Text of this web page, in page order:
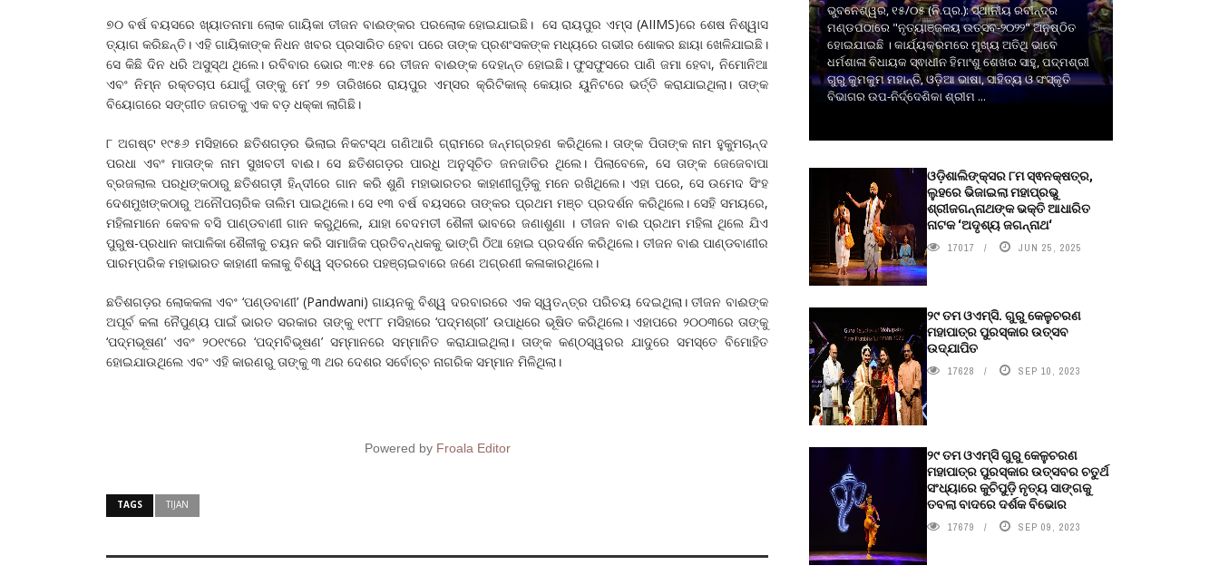
୭୦ ବର୍ଷ ବୟସରେ ଖ୍ୟାତନାମା ଲୋକ ଗାୟିକା ତୀଜନ ବାଈଙ୍କର ପରଲୋକ ହୋଇଯାଇଛି। ସେ ରାୟପୁର ଏମ୍ସ (AIIMS)ରେ ଶେଷ ନିଶ୍ୱାସ
ତ୍ୟାଗ କରିଛନ୍ତି। ଏହି ଗାୟିକାଙ୍କ ନିଧନ ଖବର ପ୍ରସାରିତ ହେବା ପରେ ତାଙ୍କ ପ୍ରଶଂସକଙ୍କ ମଧ୍ୟରେ ଗଭୀର ଶୋକର ଛାୟା ଖେଳିଯାଇଛି।
ସେ କିଛି ଦିନ ଧରି ଅସୁସ୍ଥ ଥିଲେ। ରବିବାର ଭୋର ୩:୧୫ ରେ ତୀଜନ ବାଈଙ୍କ ଦେହାନ୍ତ ହୋଇଛି। ଫୁସଫୁସରେ ପାଣି ଜମା ହେବା, ନିମୋନିଆ
ଏବଂ ନିମ୍ନ ରକ୍ତଚାପ ଯୋଗୁଁ ତାଙ୍କୁ ମେ’ ୨୭ ତାରିଖରେ ରାୟପୁର ଏମ୍ସର କ୍ରିଟିକାଲ୍ କେୟାର ୟୁନିଟରେ ଭର୍ତ୍ତି କରାଯାଇଥିଲା। ତାଙ୍କ
ବିୟୋଗରେ ସଙ୍ଗୀତ ଜଗତକୁ ଏକ ବଡ଼ ଧକ୍କା ଲାଗିଛି।
୮ ଅଗଷ୍ଟ ୧୯୫୬ ମସିହାରେ ଛତିଶଗଡ଼ର ଭିଲାଇ ନିକଟସ୍ଥ ଗଣିଆରି ଗ୍ରାମରେ ଜନ୍ମଗ୍ରହଣ କରିଥିଲେ। ତାଙ୍କ ପିତାଙ୍କ ନାମ ହୁକୁମଚାନ୍ଦ
ପରଧା ଏବଂ ମାତାଙ୍କ ନାମ ସୁଖବତୀ ବାଈ। ସେ ଛତିଶଗଡ଼ର ପାରଧି ଅନୁସୂଚିତ ଜନଜାତିର ଥିଲେ। ପିଲାବେଳେ, ସେ ତାଙ୍କ ଜେଜେବାପା
ବ୍ରଜଲାଲ ପରଧିଙ୍କଠାରୁ ଛତିଶଗଡ଼ୀ ହିନ୍ଦୀରେ ଗାନ କରି ଶୁଣି ମହାଭାରତର କାହାଣୀଗୁଡ଼ିକୁ ମନେ ରଖିଥିଲେ। ଏହା ପରେ, ସେ ଉମେଦ ସିଂହ
ଦେଶମୁଖଙ୍କଠାରୁ ଅନୌପଚାରିକ ତାଲିମ ପାଇଥିଲେ। ସେ ୧୩ ବର୍ଷ ବୟସରେ ତାଙ୍କର ପ୍ରଥମ ମଞ୍ଚ ପ୍ରଦର୍ଶନ କରିଥିଲେ। ସେହି ସମୟରେ,
ମହିଳାମାନେ କେବଳ ବସି ପାଣ୍ଡବାଣୀ ଗାନ କରୁଥିଲେ, ଯାହା ବେଦମତୀ ଶୈଳୀ ଭାବରେ ଜଣାଶୁଣା । ତୀଜନ ବାଈ ପ୍ରଥମ ମହିଳା ଥିଲେ ଯିଏ
ପୁରୁଷ-ପ୍ରଧାନ କାପାଳିକା ଶୈଳୀକୁ ଚୟନ କରି ସାମାଜିକ ପ୍ରତିବନ୍ଧକକୁ ଭାଙ୍ଗି ଠିଆ ହୋଇ ପ୍ରଦର୍ଶନ କରିଥିଲେ। ତୀଜନ ବାଈ ପାଣ୍ଡବାଣୀର
ପାରମ୍ପରିକ ମହାଭାରତ କାହାଣୀ କଳାକୁ ବିଶ୍ୱ ସ୍ତରରେ ପହଞ୍ଚାଇବାରେ ଜଣେ ଅଗ୍ରଣୀ କଳାକାରଥିଲେ।
ଛତିଶଗଡ଼ର ଲୋକକଳା ଏବଂ ‘ପଣ୍ଡବାଣୀ’ (Pandwani) ଗାୟନକୁ ବିଶ୍ୱ ଦରବାରରେ ଏକ ସ୍ୱତନ୍ତ୍ର ପରିଚୟ ଦେଇଥିଲା। ତୀଜନ ବାଈଙ୍କ
ଅପୂର୍ବ କଳା ନୈପୁଣ୍ୟ ପାଇଁ ଭାରତ ସରକାର ତାଙ୍କୁ ୧୯୮୮ ମସିହାରେ ‘ପଦ୍ମଶ୍ରୀ’ ଉପାଧିରେ ଭୂଷିତ କରିଥିଲେ। ଏହାପରେ ୨୦୦୩ରେ ତାଙ୍କୁ
‘ପଦ୍ମଭୂଷଣ’ ଏବଂ ୨୦୧୯ରେ ‘ପଦ୍ମବିଭୂଷଣ’ ସମ୍ମାନରେ ସମ୍ମାନିତ କରାଯାଇଥିଲା। ତାଙ୍କ କଣ୍ଠସ୍ୱରର ଯାଦୁରେ ସମସ୍ତେ ବିମୋହିତ
ହୋଇଯାଉଥିଲେ ଏବଂ ଏହି କାରଣରୁ ତାଙ୍କୁ ୩ ଥର ଦେଶର ସର୍ବୋଚ୍ଚ ନାଗରିକ ସମ୍ମାନ ମିଳିଥିଲା।
Powered by Froala Editor
TAGS TIJAN
ଭୁବନେଶ୍ୱର, ୧୫/୦୫ (ନି.ପ୍ର.): ସ୍ଥାନୀୟ ରବୀନ୍ଦ୍ର
ମଣ୍ଡପଠାରେ "ନୃତ୍ୟାଞ୍ଜଳୟ ଉତ୍ସବ-୨୦୨୨" ଅନୁଷ୍ଠିତ
ହୋଇଯାଇଛି । କାର୍ଯ୍ୟକ୍ରମରେ ମୁଖ୍ୟ ଅତିଥି ଭାବେ
ଧର୍ମଶାଳା ବିଧାୟକ ସ୍ଵାଧୀନ ହିମାଂଶୁ ଶେଖର ସାହୁ, ପଦ୍ମଶ୍ରୀ
ଗୁରୁ କୁମକୁମ ମହାନ୍ତି, ଓଡ଼ିଆ ଭାଷା, ସାହିତ୍ୟ ଓ ସଂସ୍କୃତି
ବିଭାଗର ଉପ-ନିର୍ଦ୍ଦେଶିକା ଶ୍ରୀମ ...
ଓଡ଼ିଶାଲିଙ୍କ୍ସର ୮ମ ସ୍ଵନକ୍ଷତ୍ର,
ଲୁହରେ ଭିଜାଇଲା ମହାପ୍ରଭୁ
ଶ୍ରୀଜଗନ୍ନାଥଙ୍କ ଭକ୍ତି ଆଧାରିତ
ନାଟକ ‘ଅଦୃଶ୍ୟ ଜଗନ୍ନାଥ‘
17017 JUN 25, 2025
୨୯ ତମ ଓଏମ୍‌ସି. ଗୁରୁ କେଳୁଚରଣ
ମହାପାତ୍ର ପୁରସ୍କାର ଉତ୍ସବ
ଉଦ୍‍ଯାପିତ
17628 SEP 10, 2023
୨୯ ତମ ଓଏମ୍‌ସି ଗୁରୁ କେଳୁଚରଣ
ମହାପାତ୍ର ପୁରସ୍କାର ଉତ୍ସବର ଚତୁର୍ଥ
ସଂଧ୍ୟାରେ କୁଚିପୁଡ଼ି ନୃତ୍ୟ ସାଙ୍ଗକୁ
ତବଲା ବାଦରେ ଦର୍ଶକ ବିଭୋର
17679 SEP 09, 2023